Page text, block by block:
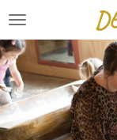
Ga
direct
naar
de
hoofdinhoud